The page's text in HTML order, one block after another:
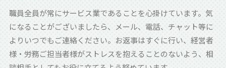
職員全員が常にサービス業であることを心掛けています。気
になることがございましたら、メール、電話、チャット等に
よりいつでもご連絡ください。お返事はすぐに行い、経営者
様・労務ご担当者様がストレスを抱えることのないよう、相